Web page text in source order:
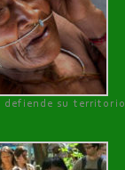
defiende su territorio